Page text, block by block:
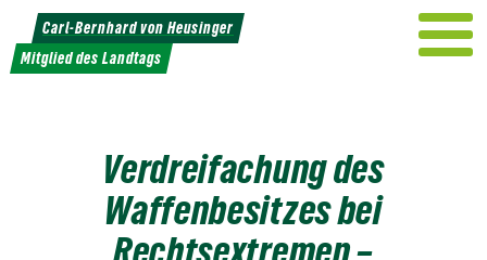
Weiter
zum
Inhalt
Carl-Bernhard von Heusinger
Mitglied des Landtags
Verdreifachung des
Waffenbesitzes bei